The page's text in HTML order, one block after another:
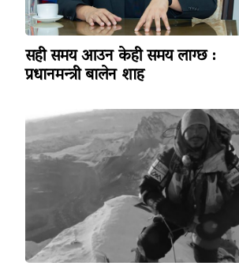
सही समय आउन केही समय लाग्छ :
प्रधानमन्त्री बालेन शाह